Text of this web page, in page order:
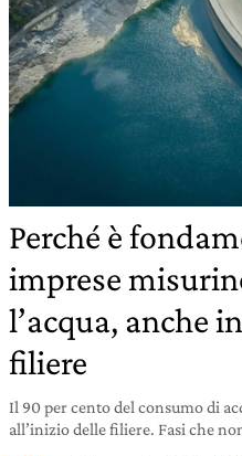
Perché è
imprese
l’acqua, anche
filiere
Il 90 per cento del consumo di
all’inizio delle filiere. Fasi che